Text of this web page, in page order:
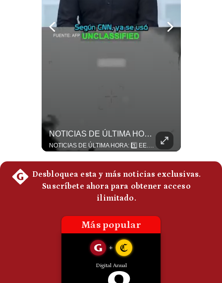
NOTICIAS DE ÚLTIMA HORA: EE.UU. Se Queda Sin Misiles En Medio Oriente